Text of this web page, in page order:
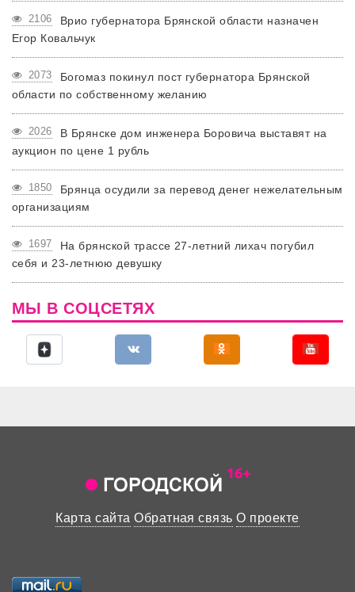
2106
Врио губернатора Брянской области назначен
Егор Ковальчук
2073
Богомаз покинул пост губернатора Брянской
области по собственному желанию
2026
В Брянске дом инженера Боровича выставят на
аукцион по цене 1 рубль
1850
Брянца осудили за перевод денег нежелательным
организациям
1697
На брянской трассе 27-летний лихач погубил
себя и 23-летнюю девушку
МЫ В СОЦСЕТЯХ
Карта сайта Обратная связь О проекте